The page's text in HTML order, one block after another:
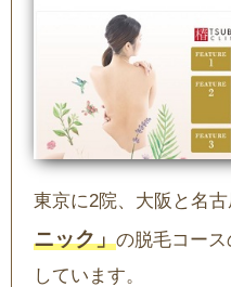
東京に2院、大阪と名
ニック」の脱毛コー
しています。